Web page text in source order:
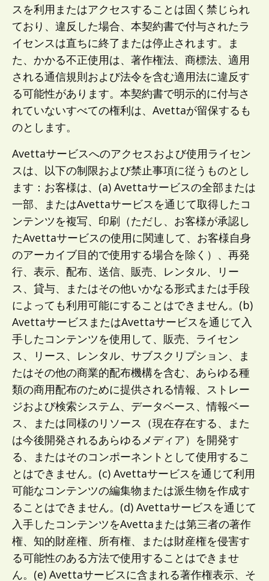
スを利用またはアクセスすることは固く禁じられ
ており、違反した場合、本契約書で付与されたラ
イセンスは直ちに終了または停止されます。ま
た、かかる不正使用は、著作権法、商標法、適用
される通信規則および法令を含む適用法に違反す
る可能性があります。本契約書で明示的に付与さ
れていないすべての権利は、Avettaが留保するも
のとします。
Avettaサービスへのアクセスおよび使用ライセン
スは、以下の制限および禁止事項に従うものとし
ます：お客様は、(a) Avettaサービスの全部または
一部、またはAvettaサービスを通じて取得したコ
ンテンツを複写、印刷（ただし、お客様が承認し
たAvettaサービスの使用に関連して、お客様自身
のアーカイブ目的で使用する場合を除く）、再発
行、表示、配布、送信、販売、レンタル、リー
ス、貸与、またはその他いかなる形式または手段
によっても利用可能にすることはできません。(b)
AvettaサービスまたはAvettaサービスを通じて入
手したコンテンツを使用して、販売、ライセン
ス、リース、レンタル、サブスクリプション、ま
たはその他の商業的配布機構を含む、あらゆる種
類の商用配布のために提供される情報、ストレー
ジおよび検索システム、データベース、情報ベー
ス、または同様のリソース（現在存在する、また
は今後開発されるあらゆるメディア）を開発す
る、またはそのコンポーネントとして使用するこ
とはできません。(c) Avettaサービスを通じて利用
可能なコンテンツの編集物または派生物を作成す
ることはできません。(d) Avettaサービスを通じて
入手したコンテンツをAvettaまたは第三者の著作
権、知的財産権、所有権、または財産権を侵害す
る可能性のある方法で使用することはできませ
ん。(e) Avettaサービスに含まれる著作権表示、そ